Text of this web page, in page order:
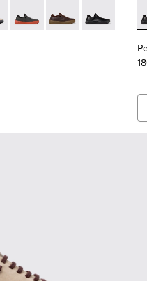
010 - Brown Regenerative
013 - Gray Leather
- K101075-011 - Beige
Peu Serra - K101075-007
Peu Serra -Peu Serra -